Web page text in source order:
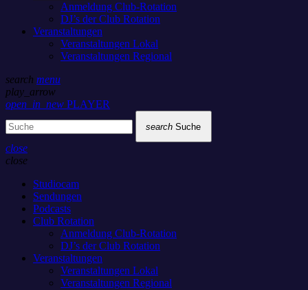
Anmeldung Club-Rotation
DJ’s der Club Rotation
Veranstaltungen
Veranstaltungen Lokal
Veranstaltungen Regional
search menu
play_arrow
open_in_new PLAYER
search Suche
close
close
Studiocam
Sendungen
Podcasts
Club Rotation
Anmeldung Club-Rotation
DJ’s der Club Rotation
Veranstaltungen
Veranstaltungen Lokal
Veranstaltungen Regional